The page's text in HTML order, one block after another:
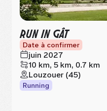
RUN IN GÂT
Date à confirmer
juin 2027
10 km, 5 km, 0.7 km
Louzouer (45)
Running